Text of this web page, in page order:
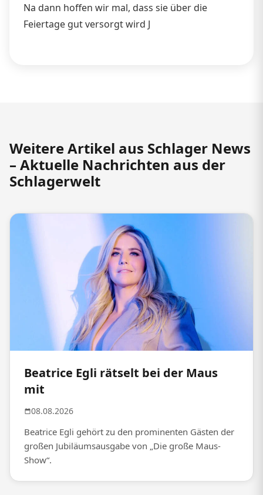
Na dann hoffen wir mal, dass sie über die
Feiertage gut versorgt wird J
Weitere Artikel aus Schlager News
– Aktuelle Nachrichten aus der
Schlagerwelt
Beatrice Egli rätselt bei der Maus
mit
08.08.2026
Beatrice Egli gehört zu den prominenten Gästen der
großen Jubiläumsausgabe von „Die große Maus-
Show“.